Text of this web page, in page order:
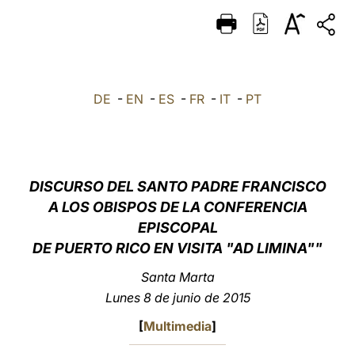
DEUTSCH
العربيّة DE - EN - ES - FR - IT - PT
DISCURSO DEL SANTO PADRE FRANCISCO
A LOS OBISPOS DE LA CONFERENCIA
EPISCOPAL
DE PUERTO RICO EN VISITA "AD LIMINA""
Santa Marta
Lunes 8 de junio de 2015
[Multimedia]